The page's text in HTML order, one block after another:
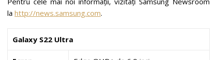
la http://news.samsung.com.
Galaxy S22 Ultra